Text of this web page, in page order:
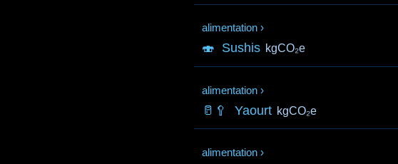
alimentation ›
🍣 Sushis kgCO₂e
alimentation ›
🥛🥄 Yaourt kgCO₂e
alimentation ›